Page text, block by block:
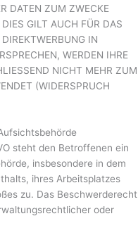
DATEN ZUM ZWECKE
GILT AUCH FÜR DAS
IN
WERDEN IHRE
NICHT MEHR ZUM
(WIDERSPRUCH
steht den Betroffenen ein
insbesondere in dem
ihres Arbeitsplatzes
zu. Das Beschwerderecht
oder